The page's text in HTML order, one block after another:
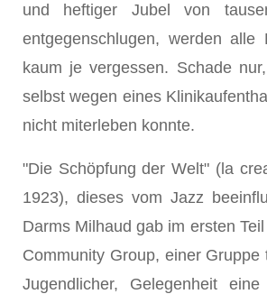
und heftiger Jubel von
entgegenschlugen, werden alle
kaum je vergessen. Schade
selbst wegen eines
nicht miterleben konnte.
"Die Schöpfung der Welt" (la
1923), dieses vom Jazz
Darms Milhaud gab im ersten
Community Group, einer Gruppe
Jugendlicher, Gelegenheit